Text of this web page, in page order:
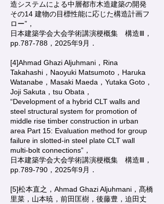
造システムによる中層都市木造建築の開発
その14 建物の目標性能に応じた構造計画フ
ロー”，
日本建築学会大会学術講演梗概集 構造Ⅲ，
pp.787-788，2025年9月．
[4]Ahmad Ghazi Aljuhmani，Rina
Takahashi，Naoyuki Matsumoto，Haruka
Watanabe，Masaki Maeda，Yutaka Goto，
Joji Sakuta，tsu Obata，
“Development of a hybrid CLT walls and
steel structural system for promotion of
middle rise timber construction in urban
area Part 15: Evaluation method for group
failure in slotted-in steel plate CLT wall
multi-bolt connections”，
日本建築学会大会学術講演梗概集 構造Ⅲ，
pp.789-790，2025年9月．
[5]松本直之，Ahmad Ghazi Aljuhmani，髙橋
里菜，山本暁，前田匡樹，後藤豊，迫田丈